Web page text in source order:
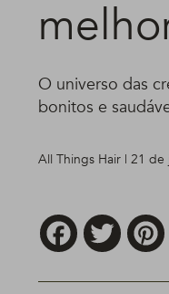
O universo das
bonitos e
All Things Hair | 21
FacebookTwitter